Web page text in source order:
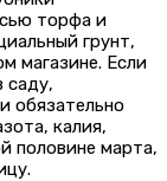
торфа и
грунт,
магазине. Если
саду,
обязательно
калия,
половине марта,